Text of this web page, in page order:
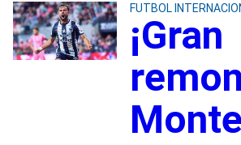
FUTBOL
¡Gran